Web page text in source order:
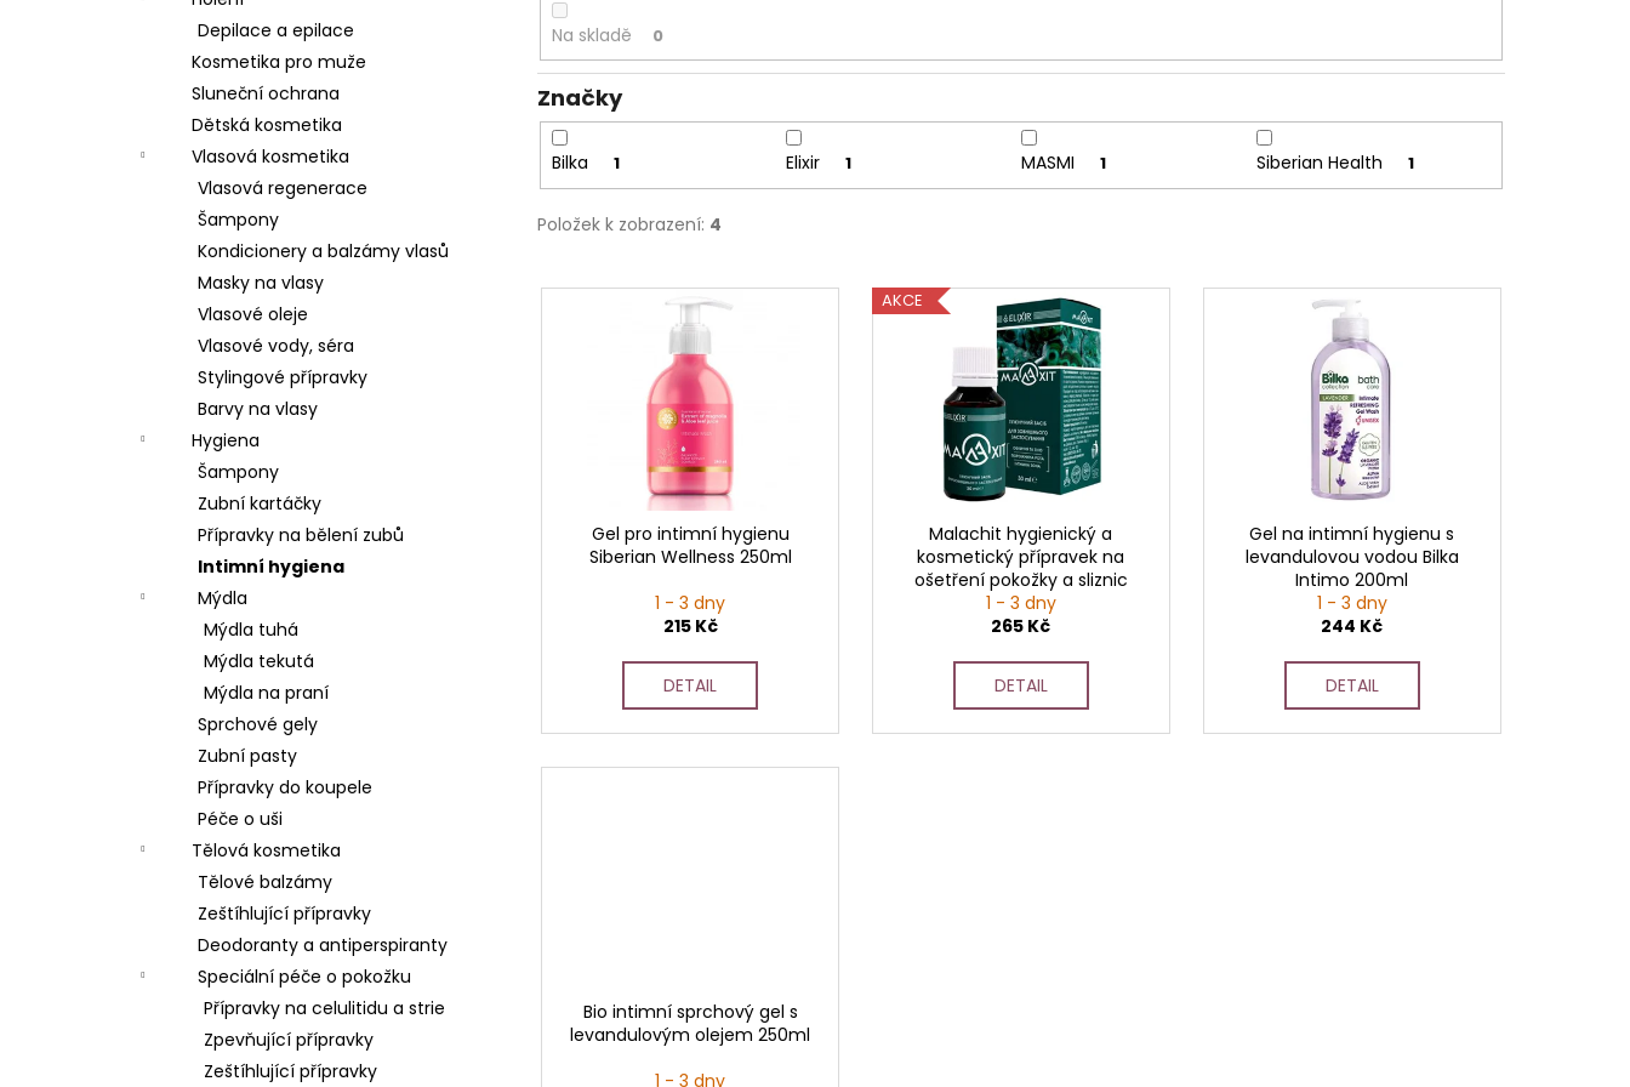
Depilace a epilace
Kosmetika pro muže
Sluneční ochrana
Dětská kosmetika
Vlasová kosmetika
Vlasová regenerace
Šampony
Kondicionery a balzámy vlasů
Masky na vlasy
Vlasové oleje
Vlasové vody, séra
Stylingové přípravky
Barvy na vlasy
Hygiena
Šampony
Zubní kartáčky
Přípravky na bělení zubů
Intimní hygiena
Mýdla
Mýdla tuhá
Mýdla tekutá
Mýdla na praní
Sprchové gely
Zubní pasty
Přípravky do koupele
Péče o uši
Tělová kosmetika
Tělové balzámy
Zeštíhlující přípravky
Deodoranty a antiperspiranty
Speciální péče o pokožku
Přípravky na celulitidu a strie
Zpevňující přípravky
Zeštíhlující přípravky
u
k
t
ů
Na skladě 0
Značky
Bilka 1 Elixir 1 MASMI 1 Siberian Health 1
Položek k zobrazení: 4
V
Gel pro intimní hygienu
Siberian Wellness 250ml
1 - 3 dny
215 Kč
DETAIL
AKCE
Malachit hygienický a
kosmetický přípravek na
ošetření pokožky a sliznic
30ml
1 - 3 dny
265 Kč
DETAIL
Gel na intimní hygienu s
levandulovou vodou Bilka
Intimo 200ml
1 - 3 dny
244 Kč
DETAIL
Bio intimní sprchový gel s
levandulovým olejem 250ml
1 - 3 dny